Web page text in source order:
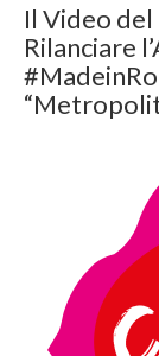
Il Video
Rilanciare